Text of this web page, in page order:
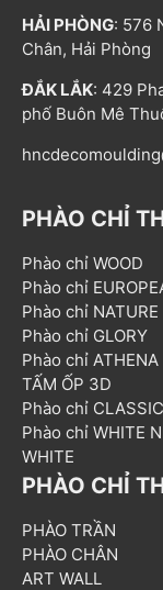
HẢI PHÒNG: 576
Chân, Hải Phòng
ĐẮK LẮK: 429
phố Buôn Mê
PHÀO CHỈ
Phào chỉ WOOD
Phào chỉ
Phào chỉ NATURE
Phào chỉ GLORY
Phào chỉ ATHENA
TẤM ỐP 3D
Phào chỉ CLASSIC
Phào chỉ WHITE
WHITE
PHÀO CHỈ
PHÀO TRẦN
PHÀO CHÂN
ART WALL